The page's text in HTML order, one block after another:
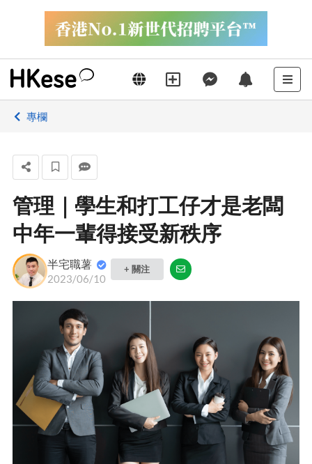
專欄
管理｜學生和打工仔才是老闆
中年一輩得接受新秩序
半宅職薯
2023/06/10
+ 關注